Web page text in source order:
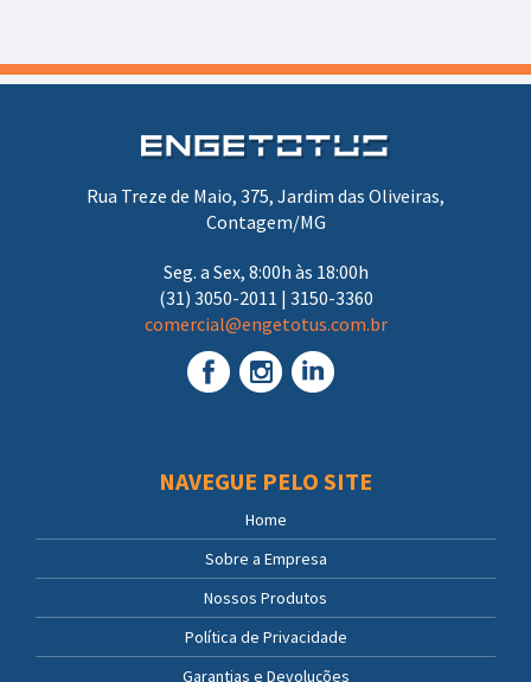
Rua Treze de Maio, 375, Jardim das Oliveiras,
Contagem/MG
Seg. a Sex, 8:00h às 18:00h
(31) 3050-2011 | 3150-3360
comercial@engetotus.com.br
NAVEGUE PELO SITE
Home
Sobre a Empresa
Nossos Produtos
Política de Privacidade
Garantias e Devoluções